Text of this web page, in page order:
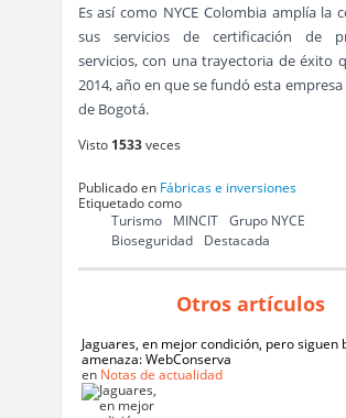
Es así como NYCE Colombia amplía la
sus servicios de certificación de
servicios, con una trayectoria de éxito
2014, año en que se fundó esta
de Bogotá.
Visto 1533veces
Publicado en Fábricas e inversiones
Etiquetado como
Turismo
MINCIT
Grupo NYCE
Bioseguridad
Destacada
Otros artículos
Jaguares, en mejor condición, pero siguen
amenaza: WebConserva
en Notas de actualidad